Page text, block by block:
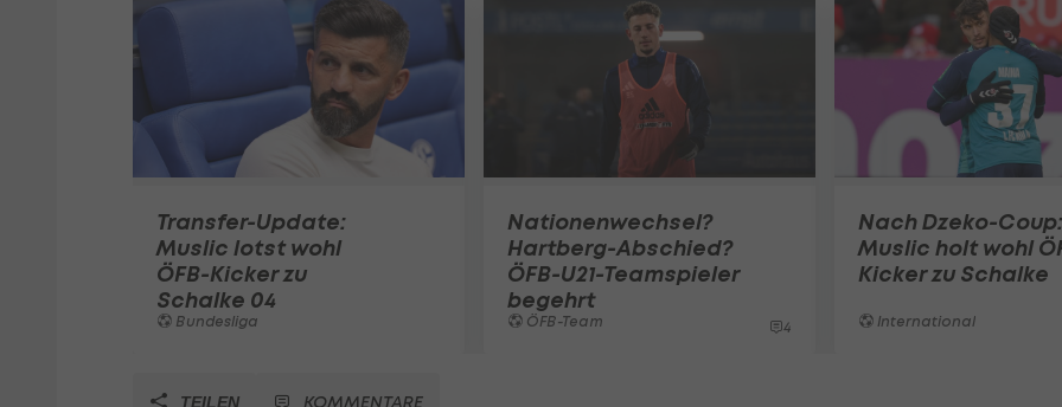
Transfer-Update:
Muslic lotst wohl
ÖFB-Kicker zu
Schalke 04
Bundesliga
Nationenwechsel?
Hartberg-Abschied?
ÖFB-U21-Teamspieler
begehrt
ÖFB-Team 4
Nach Dzeko-Coup:
Muslic holt wohl
Kicker zu Schalke
International
TEILEN KOMMENTARE